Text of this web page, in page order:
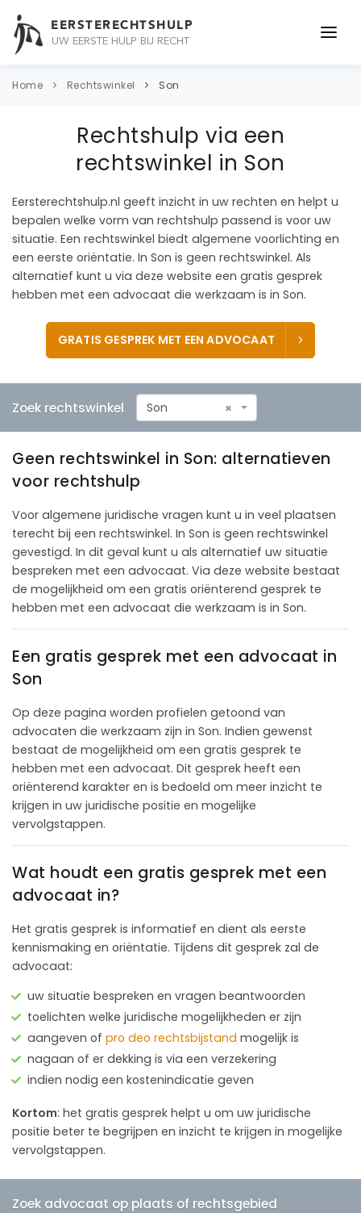
EERSTERECHTSHULP
UW EERSTE HULP BIJ RECHT
ONDERWERPEN
ADVOCAAT
CONTACT
Home Rechtswinkel Son
Rechtshulp via een
rechtswinkel in Son
Eersterechtshulp.nl geeft inzicht in uw rechten en helpt u
bepalen welke vorm van rechtshulp passend is voor uw
situatie. Een rechtswinkel biedt algemene voorlichting en
een eerste oriëntatie. In Son is geen rechtswinkel. Als
alternatief kunt u via deze website een gratis gesprek
hebben met een advocaat die werkzaam is in Son.
GRATIS GESPREK MET EEN ADVOCAAT
Zoek rechtswinkel ×
Son
Geen rechtswinkel in Son: alternatieven
voor rechtshulp
Voor algemene juridische vragen kunt u in veel plaatsen
terecht bij een rechtswinkel. In Son is geen rechtswinkel
gevestigd. In dit geval kunt u als alternatief uw situatie
bespreken met een advocaat. Via deze website bestaat
de mogelijkheid om een gratis oriënterend gesprek te
hebben met een advocaat die werkzaam is in Son.
Een gratis gesprek met een advocaat in
Son
Op deze pagina worden profielen getoond van
advocaten die werkzaam zijn in Son. Indien gewenst
bestaat de mogelijkheid om een gratis gesprek te
hebben met een advocaat. Dit gesprek heeft een
oriënterend karakter en is bedoeld om meer inzicht te
krijgen in uw juridische positie en mogelijke
vervolgstappen.
Wat houdt een gratis gesprek met een
advocaat in?
Het gratis gesprek is informatief en dient als eerste
kennismaking en oriëntatie. Tijdens dit gesprek zal de
advocaat:
uw situatie bespreken en vragen beantwoorden
toelichten welke juridische mogelijkheden er zijn
aangeven of pro deo rechtsbijstand mogelijk is
nagaan of er dekking is via een verzekering
indien nodig een kostenindicatie geven
Kortom: het gratis gesprek helpt u om uw juridische
positie beter te begrijpen en inzicht te krijgen in mogelijke
vervolgstappen.
Zoek advocaat op plaats of rechtsgebied